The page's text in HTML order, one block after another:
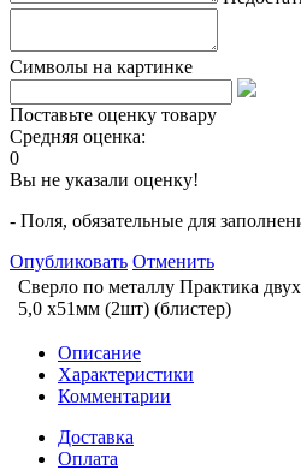
Символы на картинке
Поставьте оценку товару
Средняя оценка:
0
Вы не указали оценку!
- Поля, обязательные для
Опубликовать Отменить
Сверло по металлу Практика
5,0 х51мм (2шт) (блистер)
Описание
Характеристики
Комментарии
Доставка
Оплата